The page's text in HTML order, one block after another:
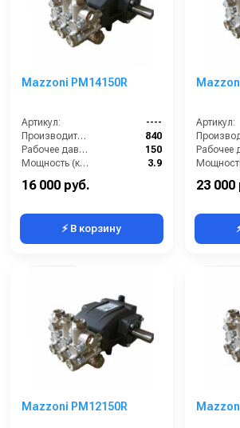
Mazzoni PM14150R
Артикул:
----
Производительность (л/ч):
840
Рабочее давление (бар):
150
Мощность (кВт):
3.9
16 000 руб.
⚡ В корзину
Артикул:
23 000
Mazzoni PM12150R